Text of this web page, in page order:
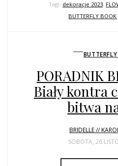
Tagi: dekoracje 2023,
BUTTERFLY BOOK
PORADNIK
Biały kontra
bitwa
BRIDELLE //
SOBOTA, 26